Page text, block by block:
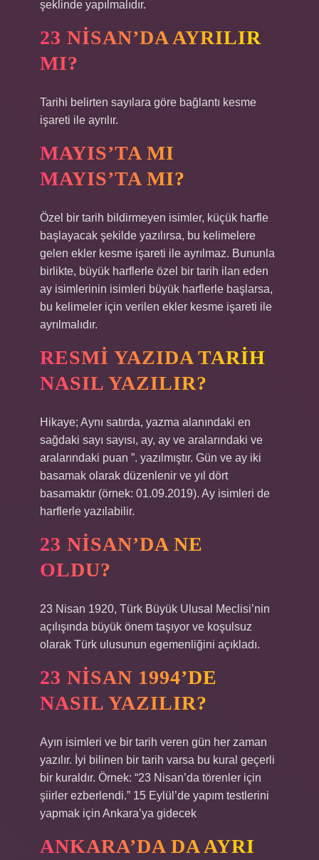
şeklinde yapılmalıdır.
23 NISAN’DA AYRILIR
MI?
Tarihi belirten sayılara göre bağlantı kesme
işareti ile ayrılır.
MAYIS’TA MI
MAYIS’TA MI?
Özel bir tarih bildirmeyen isimler, küçük harfle
başlayacak şekilde yazılırsa, bu kelimelere
gelen ekler kesme işareti ile ayrılmaz. Bununla
birlikte, büyük harflerle özel bir tarih ilan eden
ay isimlerinin isimleri büyük harflerle başlarsa,
bu kelimeler için verilen ekler kesme işareti ile
ayrılmalıdır.
RESMI YAZIDA TARIH
NASIL YAZILIR?
Hikaye; Aynı satırda, yazma alanındaki en
sağdaki sayı sayısı, ay, ay ve aralarındaki ve
aralarındaki puan ”. yazılmıştır. Gün ve ay iki
basamak olarak düzenlenir ve yıl dört
basamaktır (örnek: 01.09.2019). Ay isimleri de
harflerle yazılabilir.
23 NISAN’DA NE
OLDU?
23 Nisan 1920, Türk Büyük Ulusal Meclisi’nin
açılışında büyük önem taşıyor ve koşulsuz
olarak Türk ulusunun egemenliğini açıkladı.
23 NISAN 1994’DE
NASIL YAZILIR?
Ayın isimleri ve bir tarih veren gün her zaman
yazılır. İyi bilinen bir tarih varsa bu kural geçerli
bir kuraldır. Örnek: “23 Nisan’da törenler için
şiirler ezberlendi.” 15 Eylül’de yapım testlerini
yapmak için Ankara’ya gidecek
ANKARA’DA DA AYRI